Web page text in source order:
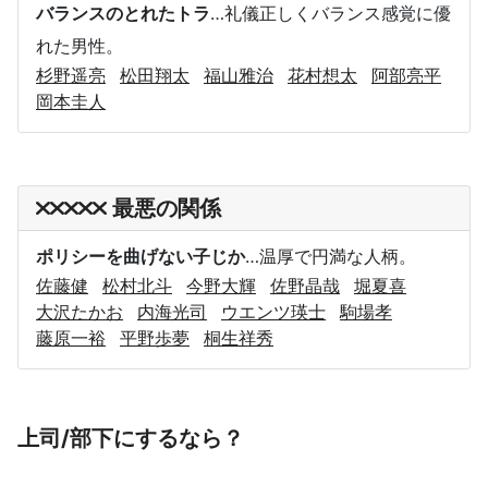
バランスのとれたトラ…礼儀正しくバランス感覚に優
れた男性。
杉野遥亮
松田翔太 福山雅治 花村想太
阿部亮平
岡本圭人
最悪の関係
ポリシーを曲げない子じか…温厚で円満な人柄。
佐藤健
松村北斗 今野大輝 佐野晶哉
堀夏喜
大沢たかお
内海光司 ウエンツ瑛士
駒場孝
藤原一裕
平野歩夢 桐生祥秀
上司/部下にするなら？